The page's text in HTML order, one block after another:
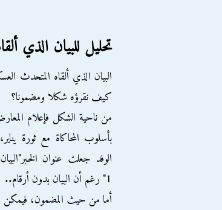
تحليل للبيان الذي
البيان الذي ألقاه المتحدث
كيف نقرؤه شكلا ومضمونا؟
من ناحية الشكل فإعلام
بأسلوب المحاكاة مع ثورة
الوفد جعلت عنوان
1" رغم أن البيان بدون أرقام..
أما من حيث المضمون، فيمكن